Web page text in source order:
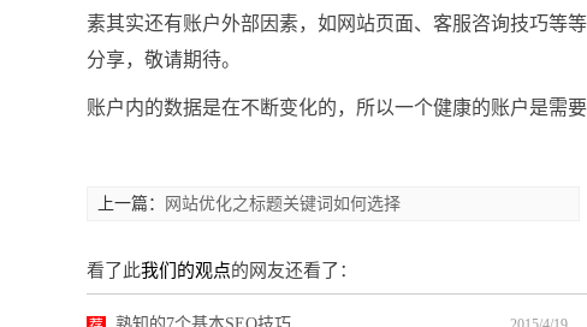
素其实还有账户外部因素，如网站页面、客服咨询技巧等
分享，敬请期待。
账户内的数据是在不断变化的，所以一个健康的账户是需
上一篇： 网站优化之标题关键词如何选择
看了此我们的观点的网友还看了：